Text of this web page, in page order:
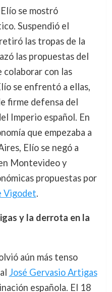
se mostró
Suspendió el
las tropas de la
las propuestas del
colaborar con las
se enfrentó a ellas,
firme defensa del
Imperio español. En
que empezaba a
Elío se negó a
Montevideo y
propuestas por
Vigodet.
y la derrota en la
aún más tenso
José Gervasio Artigas
española. El 18